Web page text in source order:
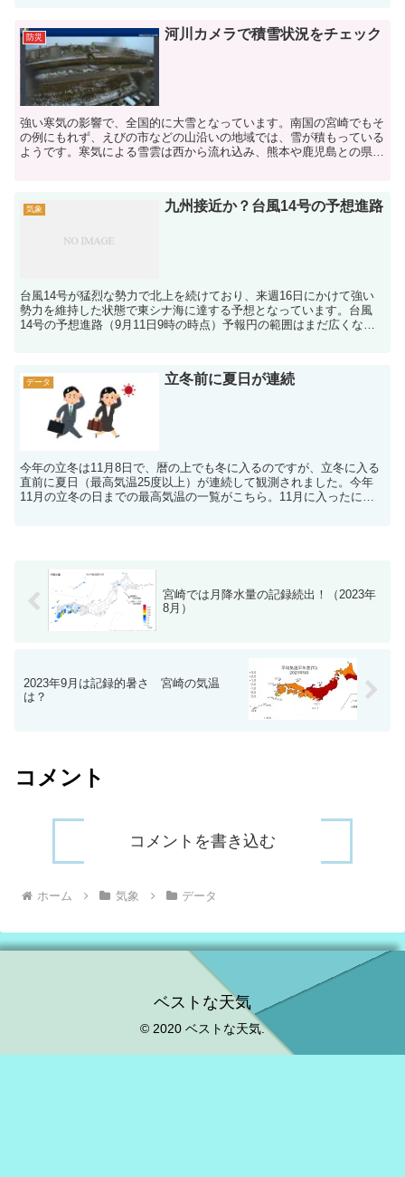
防災 河川カメラで積雪状況をチェック
強い寒気の影響で、全国的に大雪となっています。南国の宮崎でもそ
の例にもれず、えびの市などの山沿いの地域では、雪が積もっている
ようです。寒気による雪雲は西から流れ込み、熊本や鹿児島との県境
気象 九州接近か？台風14号の予想進路
台風14号が猛烈な勢力で北上を続けており、来週16日にかけて強い
勢力を維持した状態で東シナ海に達する予想となっています。台風
14号の予想進路（9月11日9時の時点）予報円の範囲はまだ広くなっ
データ 立冬前に夏日が連続
今年の立冬は11月8日で、暦の上でも冬に入るのですが、立冬に入る
直前に夏日（最高気温25度以上）が連続して観測されました。今年
11月の立冬の日までの最高気温の一覧がこちら。11月に入ったにも
宮崎では月降水量の記録続出！（2023年
8月）
2023年9月は記録的暑さ 宮崎の気温
は？
コメント
コメントを書き込む
ホーム 気象 データ
ベストな天気
© 2020 ベストな天気.